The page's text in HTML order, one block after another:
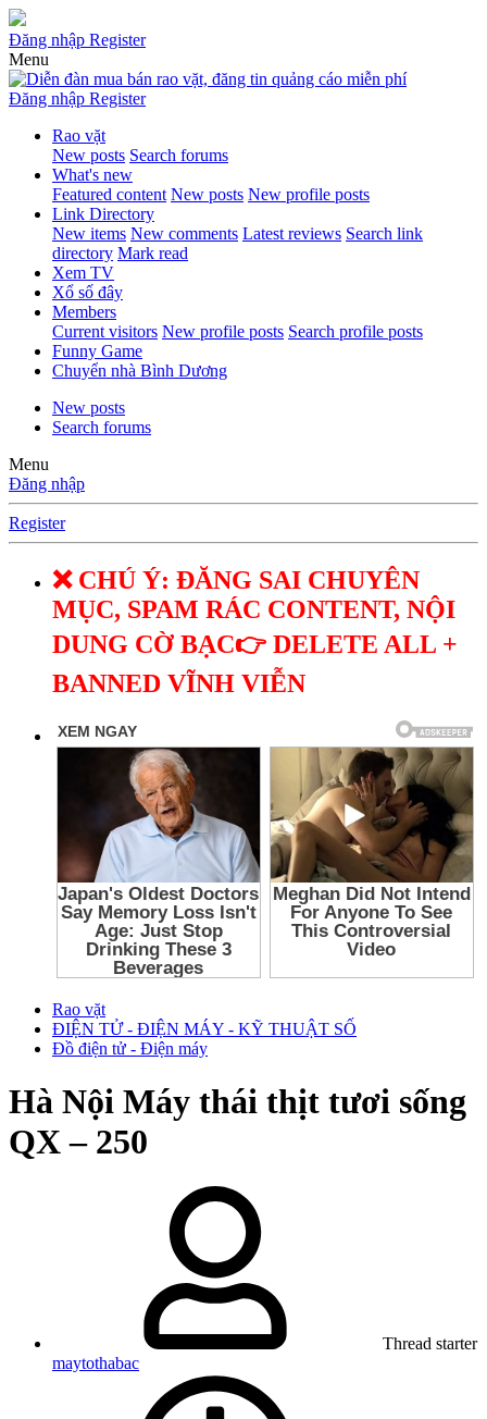
Đăng nhập Register
Menu
Đăng nhập Register
Rao vặt
New posts Search forums
What's new
Featured content New posts New profile posts
Link Directory
New items New comments Latest reviews Search link
directory Mark read
Xem TV
Xổ số đây
Members
Current visitors New profile posts Search profile posts
Funny Game
Chuyển nhà Bình Dương
New posts
Search forums
Menu
Đăng nhập
Register
❌ CHÚ Ý: ĐĂNG SAI CHUYÊN
MỤC, SPAM RÁC CONTENT, NỘI
DUNG CỜ BẠC👉 DELETE ALL +
BANNED VĨNH VIỄN
Rao vặt
ĐIỆN TỬ - ĐIỆN MÁY - KỸ THUẬT SỐ
Đồ điện tử - Điện máy
Hà Nội Máy thái thịt tươi sống
QX – 250
Thread starter
maytothabac